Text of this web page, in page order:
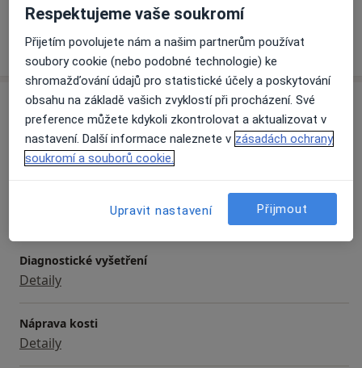
Víceo zkušenostech
Služby a ceník služeb
Chirurgická konzultace
Detaily
Diagnostické vyšetření
Detaily
Náprava kosti
Detaily
Respektujeme vaše soukromí
Přijetím povolujete nám a našim partnerům používat
soubory cookie (nebo podobné technologie) ke
shromažďování údajů pro statistické účely a poskytování
obsahu na základě vašich zvyklostí při procházení. Své
preference můžete kdykoli zkontrolovat a aktualizovat v
nastavení. Další informace naleznete v zásadách ochrany
soukromí a souborů cookie.
Upravit nastavení Přijmout